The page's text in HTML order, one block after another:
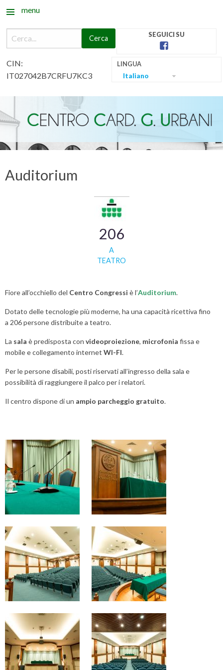
menu
Facebook
Urbani
CIN:
IT027042B7CRFU7KC3
Italiano
content
Auditorium
206
A
TEATRO
Fiore all’occhiello del Centro Congressi è l’Auditorium.
Dotato delle tecnologie più moderne, ha una capacità ricettiva fino
a 206 persone distribuite a teatro.
La sala è predisposta con videoproiezione, microfonia fissa e
mobile e collegamento internet WI-FI.
Per le persone disabili, posti riservati all’ingresso della sala e
possibilità di raggiungere il palco per i relatori.
Il centro dispone di un ampio parcheggio gratuito.